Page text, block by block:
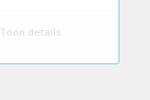
Toon details